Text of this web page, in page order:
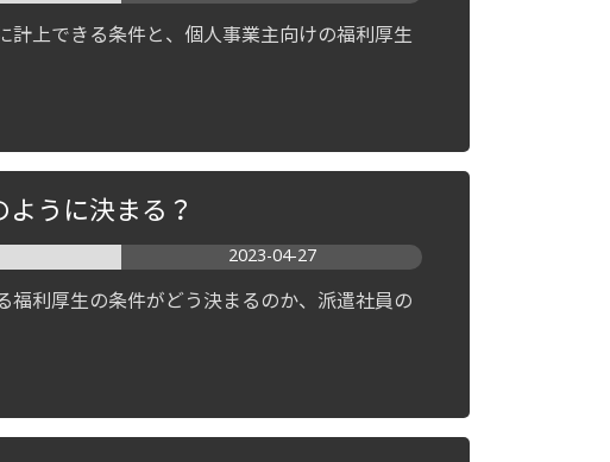
計上できる条件と、個人事業主向けの福利厚生
うに決まる？
2023-04-27
福利厚生の条件がどう決まるのか、派遣社員の